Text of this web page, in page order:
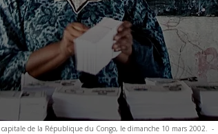
de la République du Congo, le dimanche 10 mars 2002. -